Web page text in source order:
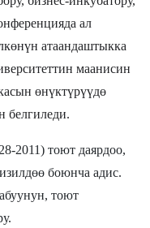
ал
атаандаштыкка
маанисин
өнүктүрүүдө
белгиледи.
2011) тоют даярдоо,
боюнча адис.
тоют